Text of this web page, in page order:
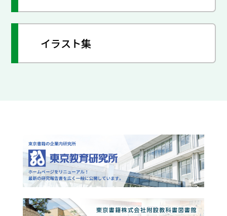
イラスト集